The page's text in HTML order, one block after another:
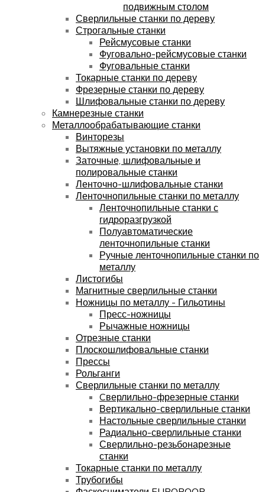
подвижным столом
Сверлильные станки по дереву
Строгальные станки
Рейсмусовые станки
Фуговально-рейсмусовые станки
Фуговальные станки
Токарные станки по дереву
Фрезерные станки по дереву
Шлифовальные станки по дереву
Камнерезные станки
Металлообрабатывающие станки
Винторезы
Вытяжные установки по металлу
Заточные, шлифовальные и
полировальные станки
Ленточно-шлифовальные станки
Ленточнопильные станки по металлу
Ленточнопильные станки с
гидроразгрузкой
Полуавтоматические
ленточнопильные станки
Ручные ленточнопильные станки по
металлу
Листогибы
Магнитные сверлильные станки
Ножницы по металлу - Гильотины
Пресс-ножницы
Рычажные ножницы
Отрезные станки
Плоскошлифовальные станки
Прессы
Рольганги
Сверлильные станки по металлу
Cверлильно-фрезерные станки
Вертикально-сверлильные станки
Настольные сверлильные станки
Радиально-сверлильные станки
Сверлильно-резьбонарезные
станки
Токарные станки по металлу
Трубогибы